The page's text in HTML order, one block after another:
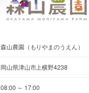
森山農園（もりやまのうえん）
岡山県津山市上横野4238
08:00 ～ 17:00